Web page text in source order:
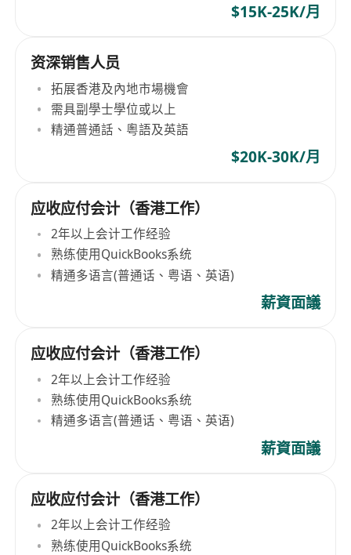
$15K-25K/月
资深销售人员
拓展香港及內地市場機會
需具副學士學位或以上
精通普通話、粵語及英語
$20K-30K/月
应收应付会计（香港工作）
2年以上会计工作经验
熟练使用QuickBooks系统
精通多语言(普通话、粤语、英语)
薪資面議
应收应付会计（香港工作）
2年以上会计工作经验
熟练使用QuickBooks系统
精通多语言(普通话、粤语、英语)
薪資面議
应收应付会计（香港工作）
2年以上会计工作经验
熟练使用QuickBooks系统